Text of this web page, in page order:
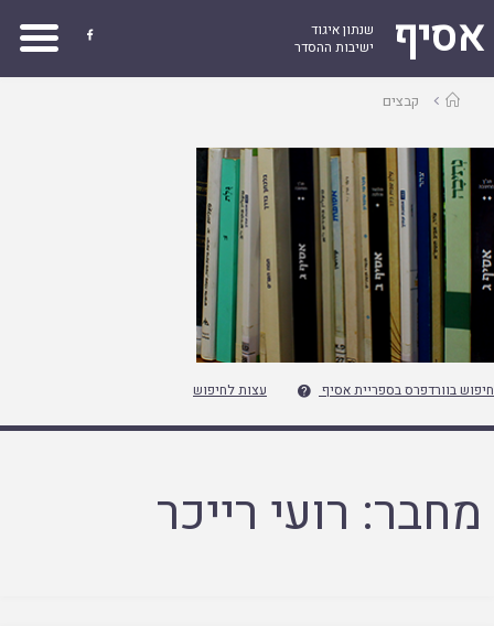
אסיף
שנתון איגוד
ישיבות ההסדר

עמודקבצים
חיפוש בוורדפרס בספריית אסיף  עצות לחיפוש
מחבר: רועי רייכר